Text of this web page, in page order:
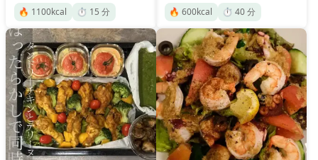
🔥 1100kcal ⏱️ 15 分 🔥 600kcal ⏱️ 40分